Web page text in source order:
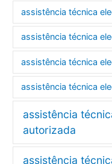
assistência técnica
assistência técnica
assistência técnica
assistência técnica
assistência
autorizada
assistência